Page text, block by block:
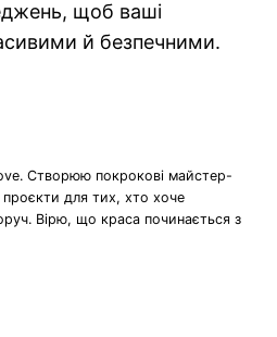
щоб ваші
й безпечними.
Створюю покрокові майстер-
проєкти для тих, хто хоче
Вірю, що краса починається з